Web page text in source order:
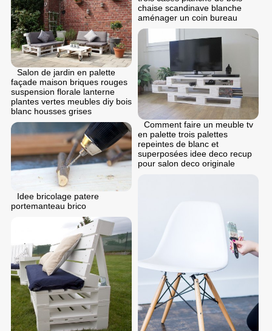
chaise scandinave blanche
aménager un coin bureau
Salon de jardin en palette
façade maison briques rouges
suspension florale lanterne
plantes vertes meubles diy bois
blanc housses grises
Comment faire un meuble tv
en palette trois palettes
repeintes de blanc et
superposées idee deco recup
pour salon deco originale
Idee bricolage patere
portemanteau brico